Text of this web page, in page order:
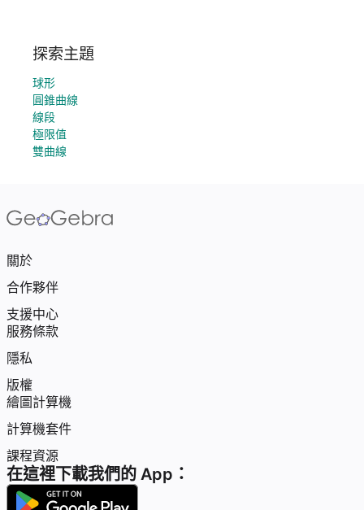
探索主題
球形
圓錐曲線
線段
極限值
雙曲線
關於
合作夥伴
支援中心
服務條款
隱私
版權
繪圖計算機
計算機套件
課程資源
在這裡下載我們的 App：